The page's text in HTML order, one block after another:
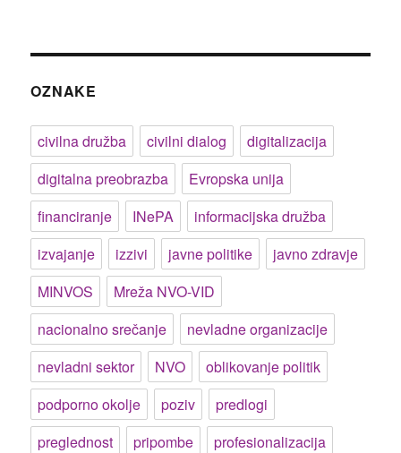
OZNAKE
civilna družba civilni dialog
digitalizacija
digitalna preobrazba
Evropska unija
financiranje
INePA
informacijska družba
izvajanje
izzivi javne politike
javno zdravje
MINVOS
Mreža NVO-VID
nacionalno srečanje
nevladne organizacije
nevladni sektor
NVO
oblikovanje politik
podporno okolje
poziv
predlogi
preglednost
pripombe
profesionalizacija